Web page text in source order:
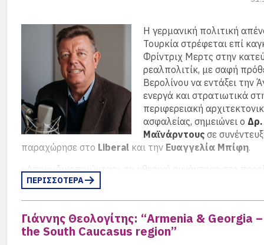
Η γερμανική πολιτική
Τουρκία στρέφεται επί
Φρίντριχ Μερτς στην
ρεαλπολιτίκ, με σαφή
Βερολίνου να εντάξει την
ενεργά και στρατιωτικά
περιφερειακή
ασφαλείας, σημειώνει ο
Μαϊνάρντους σε
παραχώρησε στο Liberal και την Ευαγγελία Μπίφη.
«Αποκωδικοποιώντας» τη χθεσινή συνάντηση στο
μέγαρο της Τουρκίας, ο κ. Μαϊνάρντους, κύριος
Ούτε «βλέπει», ούτε θέλει, το Βερολίνο την πλήρη
Τουρκίας στην ΕΕ, ωστόσο -υπό το φως και του
ΠΕΡΙΣΣΟΤΕΡΑ
Γιάννης Θεολογίτης: “Armenia & Georgia
the South Caucasus region”